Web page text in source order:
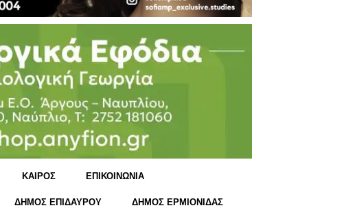
KΑΙΡΟΣ ΕΠΙΚΟΙΝΩΝΙΑ
ΔΗΜΟΣ ΕΠΙΔΑΥΡΟΥ ΔΗΜΟΣ ΕΡΜΙΟΝΙΔΑΣ